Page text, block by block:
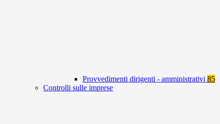
Provvedimenti dirigenti - amministrativi 85
Controlli sulle imprese